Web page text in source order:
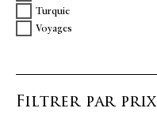
Turquie
Voyages
Filtrer par prix